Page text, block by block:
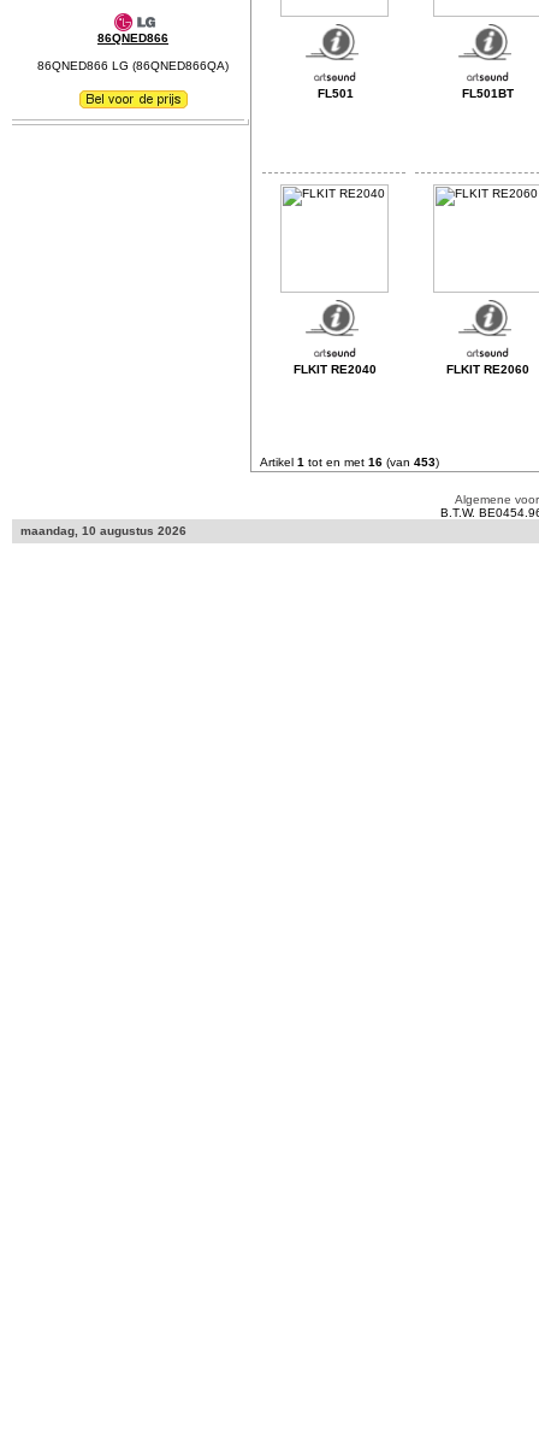
86QNED866
86QNED866 LG (86QNED866QA)
FL501 FL501BT
FLKIT RE2040 FLKIT RE2060
Artikel 1 tot en met 16 (van 453)
Algemene
B.T.W.
maandag, 10 augustus 2026